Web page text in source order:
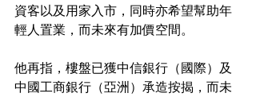
資客以及用家入市，同時亦希望幫助年
輕人置業，而未來有加價空間。
他再指，樓盤已獲中信銀行（國際）及
中國工商銀行（亞洲）承造按揭，而未